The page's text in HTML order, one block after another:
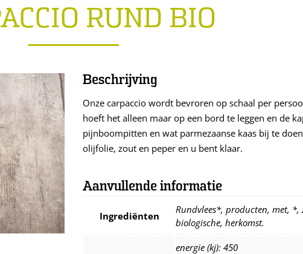
RUND BIO
Beschrijving
Onze carpaccio wordt bevroren op schaal per
hoeft het alleen maar op een bord te leggen en de
pijnboompitten en wat parmezaanse kaas bij te
olijfolie, zout en peper en u bent klaar.
Aanvullende informatie
Ingrediënten
Rundvlees*, producten, met, *,
biologische, herkomst.
energie (kj): 450